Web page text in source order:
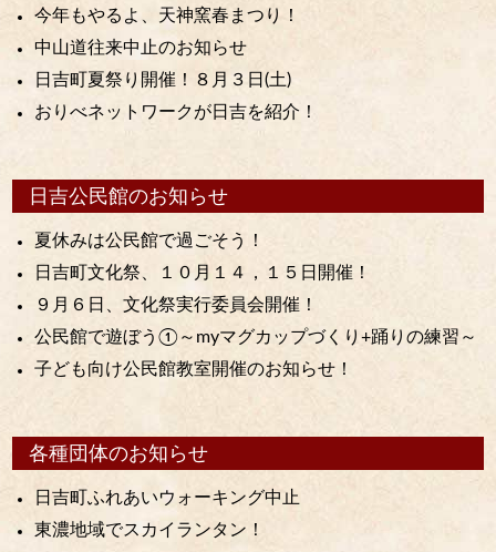
今年もやるよ、天神窯春まつり！
中山道往来中止のお知らせ
日吉町夏祭り開催！８月３日(土)
おりべネットワークが日吉を紹介！
日吉公民館のお知らせ
夏休みは公民館で過ごそう！
日吉町文化祭、１０月１４，１５日開催！
９月６日、文化祭実行委員会開催！
公民館で遊ぼう①～myマグカップづくり+踊りの練習～
子ども向け公民館教室開催のお知らせ！
各種団体のお知らせ
日吉町ふれあいウォーキング中止
東濃地域でスカイランタン！